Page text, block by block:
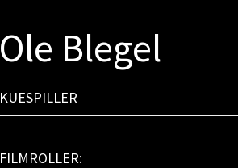
Ole Blegel
KUESPILLER
FILMROLLER: